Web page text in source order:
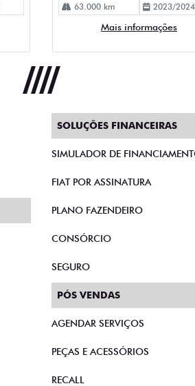
63.000 km 2023/2024
Mais informações
SOLUÇÕES FINANCEIRAS
SIMULADOR DE
FIAT POR ASSINATURA
PLANO FAZENDEIRO
CONSÓRCIO
SEGURO
PÓS VENDAS
AGENDAR SERVIÇOS
PEÇAS E ACESSÓRIOS
RECALL